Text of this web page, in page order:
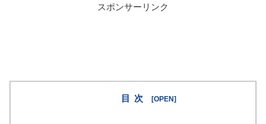
スポンサーリンク
目次